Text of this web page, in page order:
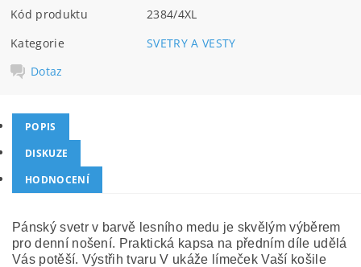
Kód produktu
2384/4XL
Kategorie
SVETRY A VESTY
Dotaz
POPIS
DISKUZE
HODNOCENÍ
Pánský svetr v barvě lesního medu je skvělým výběrem
pro denní nošení. Praktická kapsa na předním díle udělá
Vás potěší. Výstřih tvaru V ukáže límeček Vaší košile